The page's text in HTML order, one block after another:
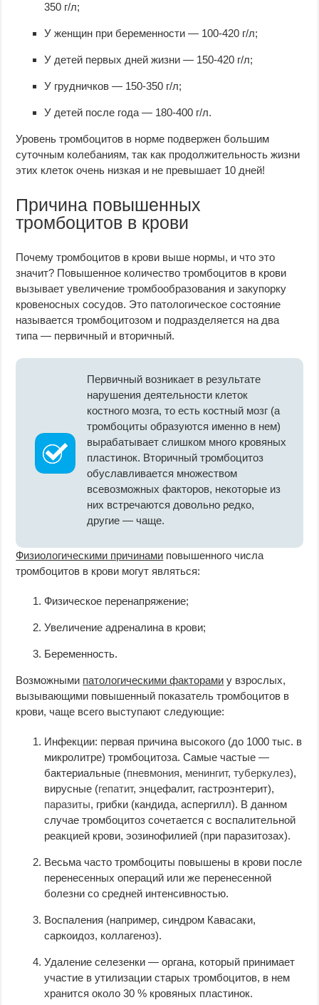
350 г/л;
У женщин при беременности — 100-420 г/л;
У детей первых дней жизни — 150-420 г/л;
У грудничков — 150-350 г/л;
У детей после года — 180-400 г/л.
Уровень тромбоцитов в норме подвержен большим
суточным колебаниям, так как продолжительность жизни
этих клеток очень низкая и не превышает 10 дней!
Причина повышенных
тромбоцитов в крови
Почему тромбоцитов в крови выше нормы, и что это
значит? Повышенное количество тромбоцитов в крови
вызывает увеличение тромбообразования и закупорку
кровеносных сосудов. Это патологическое состояние
называется тромбоцитозом и подразделяется на два
типа — первичный и вторичный.
Первичный возникает в результате
нарушения деятельности клеток
костного мозга, то есть костный мозг (а
тромбоциты образуются именно в нем)
вырабатывает слишком много кровяных
пластинок. Вторичный тромбоцитоз
обуславливается множеством
всевозможных факторов, некоторые из
них встречаются довольно редко,
другие — чаще.
Физиологическими причинами повышенного числа
тромбоцитов в крови могут являться:
Физическое перенапряжение;
Увеличение адреналина в крови;
Беременность.
Возможными патологическими факторами у взрослых,
вызывающими повышенный показатель тромбоцитов в
крови, чаще всего выступают следующие:
Инфекции: первая причина высокого (до 1000 тыс. в
микролитре) тромбоцитоза. Самые частые —
бактериальные (пневмония, менингит,туберкулез),
вирусные (гепатит, энцефалит, гастроэнтерит),
паразиты, грибки (кандида, аспергилл). В данном
случае тромбоцитоз сочетается с воспалительной
реакцией крови, эозинофилией (при паразитозах).
Весьма часто тромбоциты повышены в крови после
перенесенных операций или же перенесенной
болезни со средней интенсивностью.
Воспаления (например, синдром Кавасаки,
саркоидоз, коллагеноз).
Удаление селезенки — органа, который принимает
участие в утилизации старых тромбоцитов, в нем
хранится около 30 % кровяных пластинок.